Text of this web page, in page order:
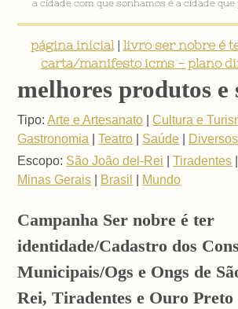
a cidade com que sonhamos é a cidade
página inicial| livro ser nobre é
carta/manifesto icms - plano
melhores produtos e
Tipo: Arte e Artesanato |Cultura e
Gastronomia |Teatro Saúde
Diversos
Escopo: São João del-Rei |Tiradentes
Minas Gerais
Brasil Mundo
Campanha Ser nobre é ter
identidade/Cadastro dos
Municipais/Ogs e Ongs de
Rei, Tiradentes e Ouro Preto